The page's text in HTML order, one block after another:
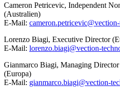
Cameron Petricevic, Independent
(Australien)
E-Mail:
Lorenzo Biagi, Executive Director
E-Mail: lorenzo.biagi@vection-
Gianmarco Biagi, Managing
(Europa)
E-Mail: gianmarco.biagi@vection-